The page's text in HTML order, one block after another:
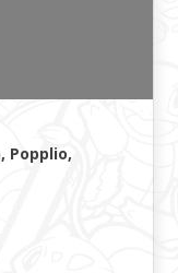
Popplio,